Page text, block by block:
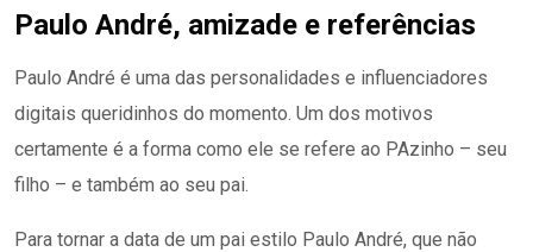
Paulo André, amizade e referências
Paulo André é uma das personalidades e influenciadores
digitais queridinhos do momento. Um dos motivos
certamente é a forma como ele se refere ao PAzinho – seu
filho – e também ao seu pai.
Para tornar a data de um pai estilo Paulo André, que não